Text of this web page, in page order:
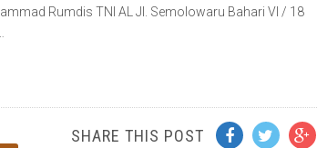
Rumdis TNI AL Jl. Semolowaru Bahari VI / 18
SHARE THIS POST